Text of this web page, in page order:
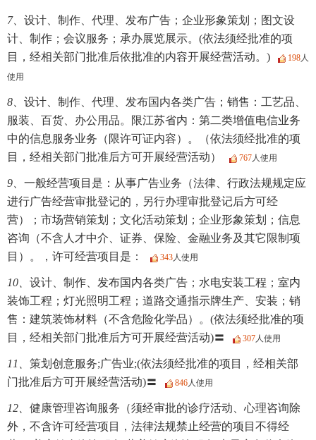
7、 设计、制作、代理、发布广告；企业形象策划；图文设
计、制作；会议服务；承办展览展示。(依法须经批准的项
目，经相关部门批准后依批准的内容开展经营活动。)
198人
使用
8、 设计、制作、代理、发布国内各类广告；销售：工艺品、
服装、百货、办公用品。限江苏省内：第二类增值电信业务
中的信息服务业务（限许可证内容）。（依法须经批准的项
目，经相关部门批准后方可开展经营活动）
767人使用
9、 一般经营项目是：从事广告业务（法律、行政法规规定应
进行广告经营审批登记的，另行办理审批登记后方可经
营）；市场营销策划；文化活动策划；企业形象策划；信息
咨询（不含人才中介、证券、保险、金融业务及其它限制项
目）。，许可经营项目是：
343人使用
10、 设计、制作、发布国内各类广告；水电安装工程；室内
装饰工程；灯光照明工程；道路交通指示牌生产、安装；销
售：建筑装饰材料（不含危险化学品）。(依法须经批准的项
目，经相关部门批准后方可开展经营活动)〓
307人使用
11、 策划创意服务;广告业;(依法须经批准的项目，经相关部
门批准后方可开展经营活动)〓
846人使用
12、 健康管理咨询服务（须经审批的诊疗活动、心理咨询除
外，不含许可经营项目，法律法规禁止经营的项目不得经